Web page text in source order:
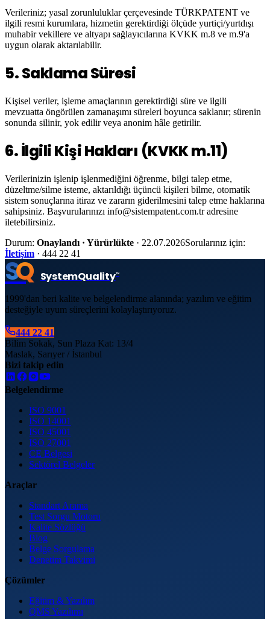
Verileriniz; yasal zorunluluklar çerçevesinde TÜRKPATENT ve
ilgili resmi kurumlara, hizmetin gerektirdiği ölçüde yurtiçi/yurtdışı
muhabir vekillere ve altyapı sağlayıcılarına KVKK m.8 ve m.9'a
uygun olarak aktarılabilir.
5.Saklama Süresi
Kişisel veriler, işleme amaçlarının gerektirdiği süre ve ilgili
mevzuatta öngörülen zamanaşımı süreleri boyunca saklanır; sürenin
sonunda silinir, yok edilir veya anonim hâle getirilir.
6.İlgili Kişi Hakları (KVKK m.11)
Verilerinizin işlenip işlenmediğini öğrenme, bilgi talep etme,
düzeltme/silme isteme, aktarıldığı üçüncü kişileri bilme, otomatik
sistem sonuçlarına itiraz ve zararın giderilmesini talep etme haklarına
sahipsiniz. Başvurularınızı info@sistempatent.com.tradresine
iletebilirsiniz.
Durum: Onaylandı · Yürürlükte · 22.07.2026Sorularınız için:
İletişim · 444 22 41
SQ SystemQuality™
1999'dan beri kalite ve belgelendirme alanında; yazılım ve eğitim
desteğiyle uyum süreçlerini kolaylaştırıyoruz.
444 22 41
Bilim Sokak, Sun Plaza Kat: 13/4
Maslak, Sarıyer / İstanbul
Bizi takip edin
Belgelendirme
ISO 9001
ISO 14001
ISO 45001
ISO 27001
CE Belgesi
Sektörel Belgeler
Araçlar
Standart Arama
Test Sorgu Motoru
Kalite Sözlüğü
Blog
Belge Sorgulama
Denetim Takvimi
Çözümler
Eğitim & Yazılım
QMS Yazılımı